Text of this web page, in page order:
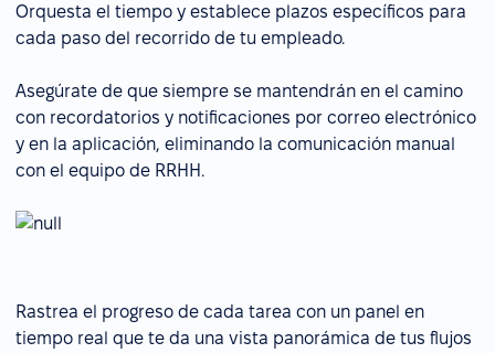
Orquesta el tiempo y establece plazos específicos para
cada paso del recorrido de tu empleado.
Asegúrate de que siempre se mantendrán en el camino
con recordatorios y notificaciones por correo electrónico
y en la aplicación, eliminando la comunicación manual
con el equipo de RRHH.
Rastrea el progreso de cada tarea con un panel en
tiempo real que te da una vista panorámica de tus flujos